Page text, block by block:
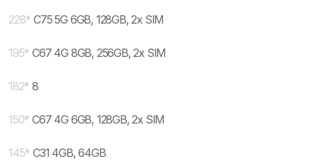
228* C75 5G 6GB, 128GB, 2x SIM
195* C67 4G 8GB, 256GB, 2x SIM
182* 8
150* C67 4G 6GB, 128GB, 2x SIM
145* C31 4GB, 64GB